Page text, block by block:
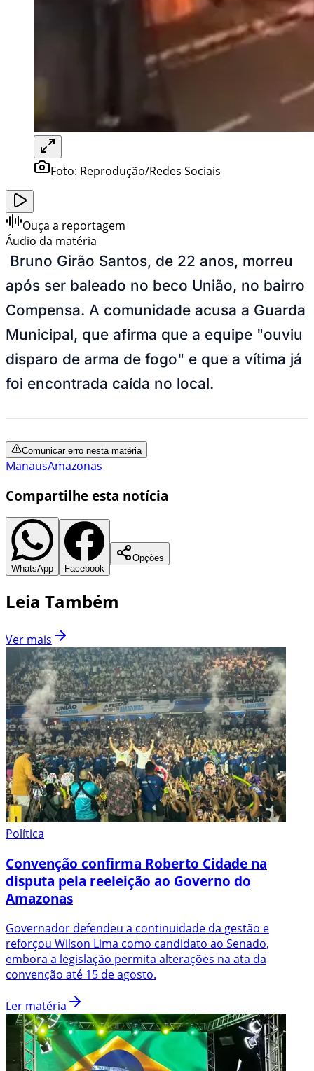
Foto: Reprodução/Redes Sociais
Ouça a reportagem
Áudio da matéria
Bruno Girão Santos, de 22 anos, morreu
após ser baleado no beco União, no bairro
Compensa. A comunidade acusa a Guarda
Municipal, que afirma que a equipe "ouviu
disparo de arma de fogo" e que a vítima já
foi encontrada caída no local.
Comunicar erro nesta matéria
ManausAmazonas
Compartilhe esta notícia
WhatsApp Facebook
Opções
Leia Também
Ver mais
Política
Convenção confirma Roberto Cidade na
disputa pela reeleição ao Governo do
Amazonas
Governador defendeu a continuidade da gestão e
reforçou Wilson Lima como candidato ao Senado,
embora a legislação permita alterações na ata da
convenção até 15 de agosto.
Ler matéria